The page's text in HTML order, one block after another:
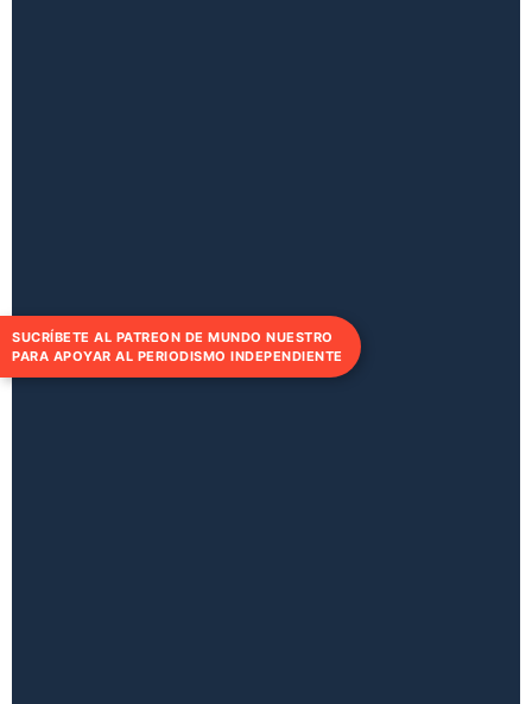
SUCRÍBETE AL PATREON DE MUNDO NUESTRO
PARA APOYAR AL PERIODISMO INDEPENDIENTE